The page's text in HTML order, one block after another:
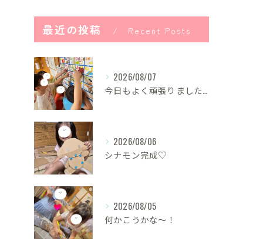
最近の投稿 Recent Posts
2026/08/07
今日もよく頑張りました！
2026/08/06
シナモン完成♡
2026/08/05
何かこうかな〜！